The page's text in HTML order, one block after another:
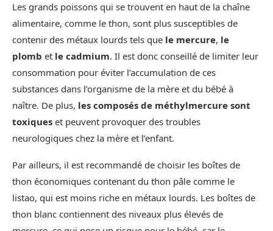
Les grands poissons qui se trouvent en haut de la chaîne
alimentaire, comme le thon, sont plus susceptibles de
contenir des métaux lourds tels que le mercure, le
plomb et le cadmium. Il est donc conseillé de limiter leur
consommation pour éviter l’accumulation de ces
substances dans l’organisme de la mère et du bébé à
naître. De plus, les composés de méthylmercure sont
toxiques et peuvent provoquer des troubles
neurologiques chez la mère et l’enfant.
Par ailleurs, il est recommandé de choisir les boîtes de
thon économiques contenant du thon pâle comme le
listao, qui est moins riche en métaux lourds. Les boîtes de
thon blanc contiennent des niveaux plus élevés de